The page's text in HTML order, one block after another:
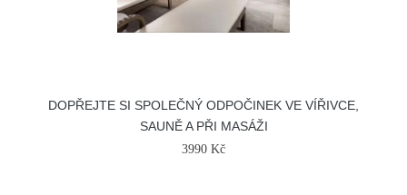
DOPŘEJTE SI SPOLEČNÝ ODPOČINEK VE VÍŘIVCE,
SAUNĚ A PŘI MASÁŽI
3990 Kč